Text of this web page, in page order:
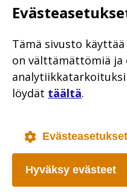
Ilmoita järjestösi
Järjestötietäjä-testi
Anna palautetta
Evästekäytännöt
Tämä sivusto
on välttämättömiä ja
löydät täältä.
Evästeasetukset
Hyväksy evästeet